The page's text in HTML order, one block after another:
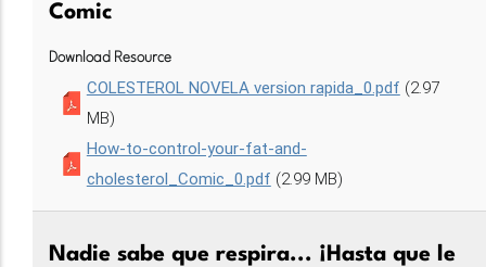
Comic
Download Resource
COLESTEROL NOVELA version rapida_0.pdf (2.97
MB)
How-to-control-your-fat-and-
cholesterol_Comic_0.pdf (2.99 MB)
Nadie sabe que respira... ¡Hasta que le